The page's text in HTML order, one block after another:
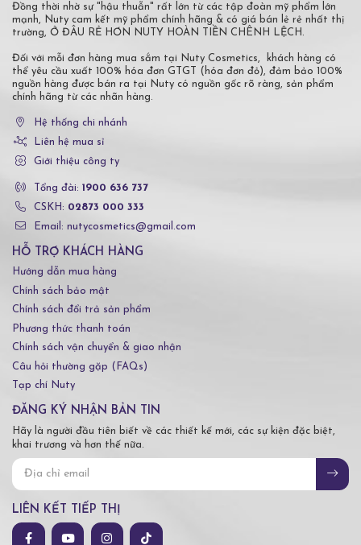
Đồng thời nhờ sự "hậu thuẫn" rất lớn từ các tập đoàn mỹ phẩm lớn
mạnh, Nuty cam kết mỹ phẩm chính hãng & có giá bán lẻ rẻ nhất thị
trường, Ở ĐÂU RẺ HƠN NUTY HOÀN TIỀN CHÊNH LỆCH.
Đối với mỗi đơn hàng mua sắm tại Nuty Cosmetics, khách hàng có
thể yêu cầu xuất 100% hóa đơn GTGT (hóa đơn đỏ), đảm bảo 100%
nguồn hàng được bán ra tại Nuty có nguồn gốc rõ ràng, sản phẩm
chính hãng từ các nhãn hàng.
Hệ thống chi nhánh
Liên hệ mua sỉ
Giới thiệu công ty
Tổng đài: 1900 636 737
CSKH: 02873 000 333
Email: nutycosmetics@gmail.com
HỖ TRỢ KHÁCH HÀNG
Hướng dẫn mua hàng
Chính sách bảo mật
Chính sách đổi trả sản phẩm
Phương thức thanh toán
Chính sách vận chuyển & giao nhận
Câu hỏi thường gặp (FAQs)
Tạp chí Nuty
ĐĂNG KÝ NHẬN BẢN TIN
Hãy là người đầu tiên biết về các thiết kế mới, các sự kiện đặc biệt,
khai trương và hơn thế nữa.
LIÊN KẾT TIẾP THỊ